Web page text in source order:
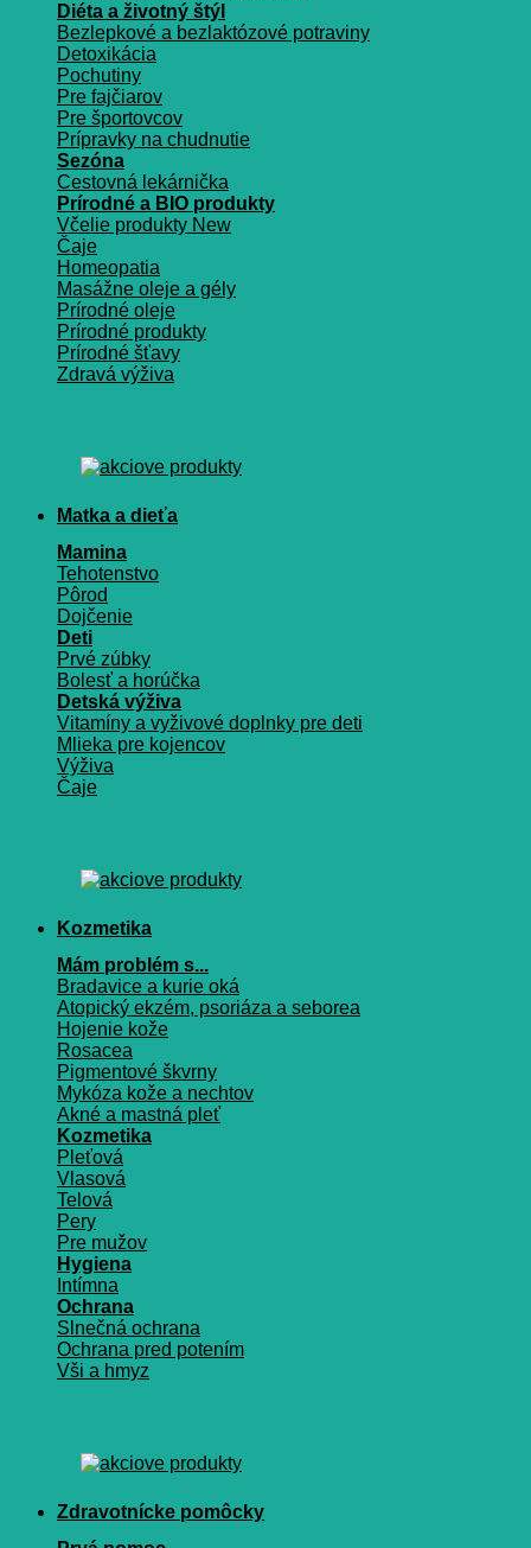
Diéta a životný štýl
Bezlepkové a bezlaktózové potraviny
Detoxikácia
Pochutiny
Pre fajčiarov
Pre športovcov
Prípravky na chudnutie
Sezóna
Cestovná lekárnička
Prírodné a BIO produkty
Včelie produkty
Čaje
Homeopatia
Masážne oleje a gély
Prírodné oleje
Prírodné produkty
Prírodné šťavy
Zdravá výživa
Matka a dieťa
Mamina
Tehotenstvo
Pôrod
Dojčenie
Deti
Prvé zúbky
Bolesť a horúčka
Detská výživa
Vitamíny a vyživové doplnky pre deti
Mlieka pre kojencov
Výživa
Čaje
Kozmetika
Mám problém s...
Bradavice a kurie oká
Atopický ekzém, psoriáza a seborea
Hojenie kože
Rosacea
Pigmentové škvrny
Mykóza kože a nechtov
Akné a mastná pleť
Kozmetika
Pleťová
Vlasová
Telová
Pery
Pre mužov
Hygiena
Intímna
Ochrana
Slnečná ochrana
Ochrana pred potením
Vši a hmyz
Zdravotnícke pomôcky